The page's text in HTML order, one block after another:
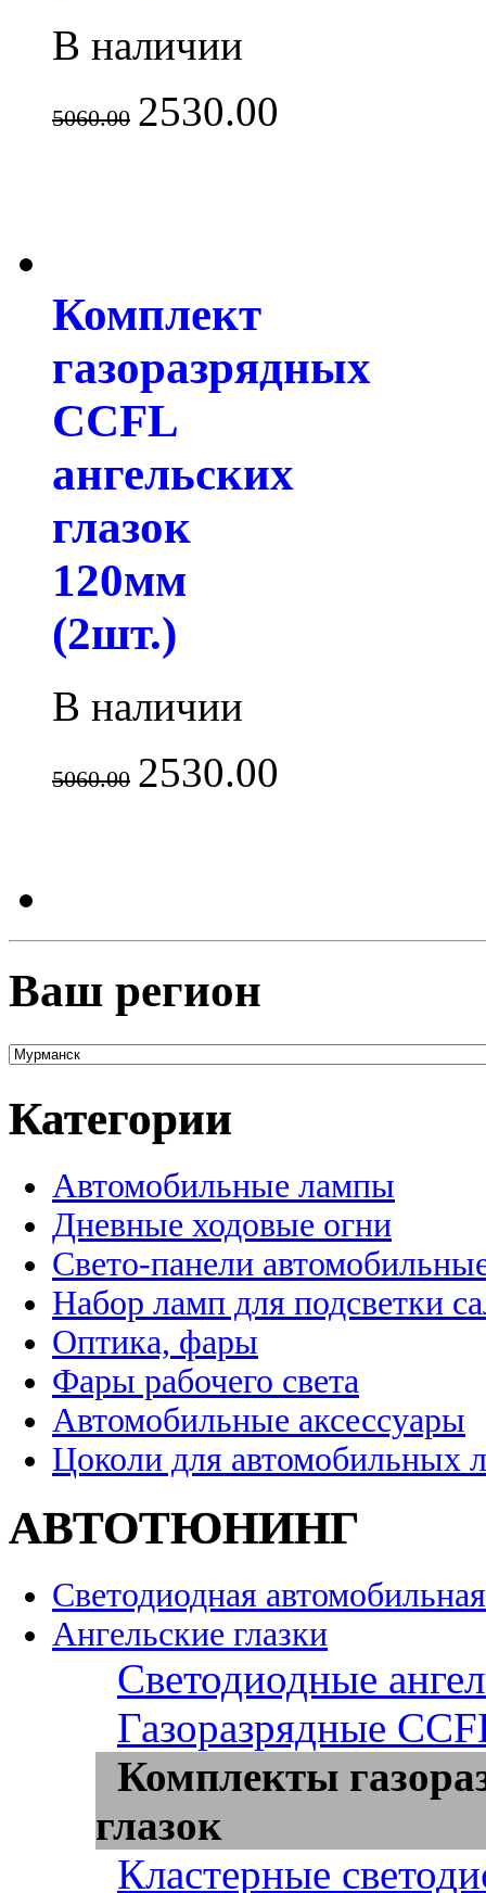
В наличии
5060.00 2530.00
Комплект
газоразрядных
CCFL
ангельских
глазок
120мм
(2шт.)
В наличии
5060.00 2530.00
Ваш регион
Категории
Автомобильные лампы
Дневные ходовые огни
Свето-панели
Набор ламп для подсветки
Оптика, фары
Фары рабочего света
Автомобильные аксессуары
Цоколи для автомобильных
АВТОТЮНИНГ
Светодиодная
Ангельские глазки
Светодиодные
Газоразрядные
Комплекты
глазок
Кластерные